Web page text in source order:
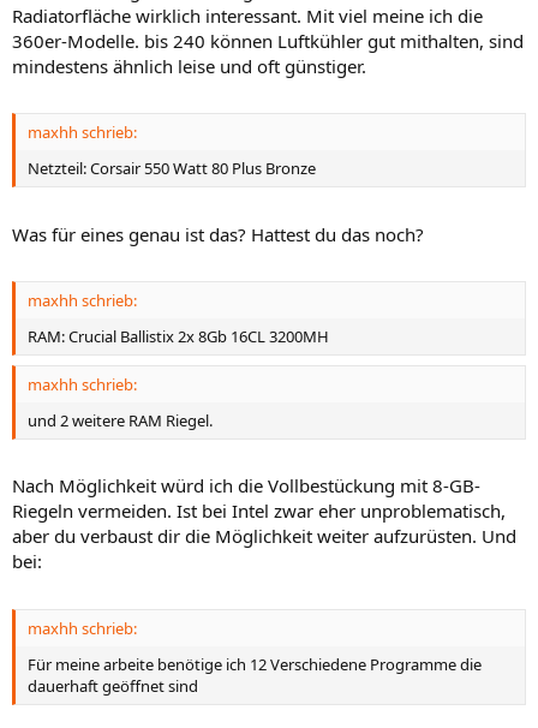
Radiatorfläche wirklich interessant. Mit viel meine ich die
360er-Modelle. bis 240 können Luftkühler gut mithalten, sind
mindestens ähnlich leise und oft günstiger.
maxhh schrieb:
Netzteil: Corsair 550 Watt 80 Plus Bronze
Was für eines genau ist das? Hattest du das noch?
maxhh schrieb:
RAM: Crucial Ballistix 2x 8Gb 16CL 3200MH
maxhh schrieb:
und 2 weitere RAM Riegel.
Nach Möglichkeit würd ich die Vollbestückung mit 8-GB-
Riegeln vermeiden. Ist bei Intel zwar eher unproblematisch,
aber du verbaust dir die Möglichkeit weiter aufzurüsten. Und
bei:
maxhh schrieb:
Für meine arbeite benötige ich 12 Verschiedene Programme die
dauerhaft geöffnet sind